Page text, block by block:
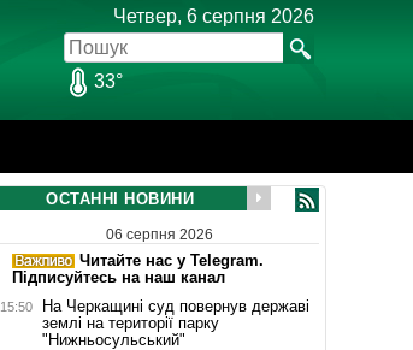
Четвер, 6 серпня 2026
33°
ОСТАННІ НОВИНИ
06 серпня 2026
Читайте нас у Telegram.
Підписуйтесь на наш канал
15:50
На Черкащині суд повернув державі
землі на території парку
"Нижньосульський"